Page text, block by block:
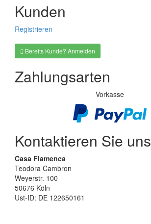
Kunden
Registrieren
Bereits Kunde? Anmelden
Zahlungsarten
Vorkasse
Kontaktieren Sie uns
Casa Flamenca
Teodora Cambron
Weyerstr. 100
50676 Köln
Ust-ID: DE 122650161